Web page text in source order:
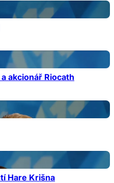
akcionář Riocath
Hare Krišna